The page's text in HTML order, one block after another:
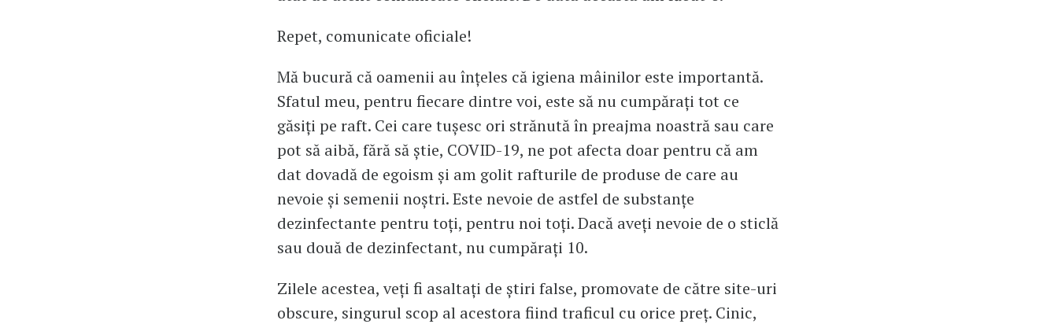
Repet, comunicate oficiale!
Mă bucură că oamenii au înțeles că igiena mâinilor este importantă.
Sfatul meu, pentru fiecare dintre voi, este să nu cumpărați tot ce
găsiți pe raft. Cei care tuşesc ori strănută în preajma noastră sau care
pot să aibă, fără să ştie, COVID-19, ne pot afecta doar pentru că am
dat dovadă de egoism şi am golit rafturile de produse de care au
nevoie şi semenii noştri. Este nevoie de astfel de substanțe
dezinfectante pentru toți, pentru noi toţi. Dacă aveți nevoie de o sticlă
sau două de dezinfectant, nu cumpărați 10.
Zilele acestea, veţi fi asaltaţi de ştiri false, promovate de către site-uri
obscure, singurul scop al acestora fiind traficul cu orice preţ. Cinic,